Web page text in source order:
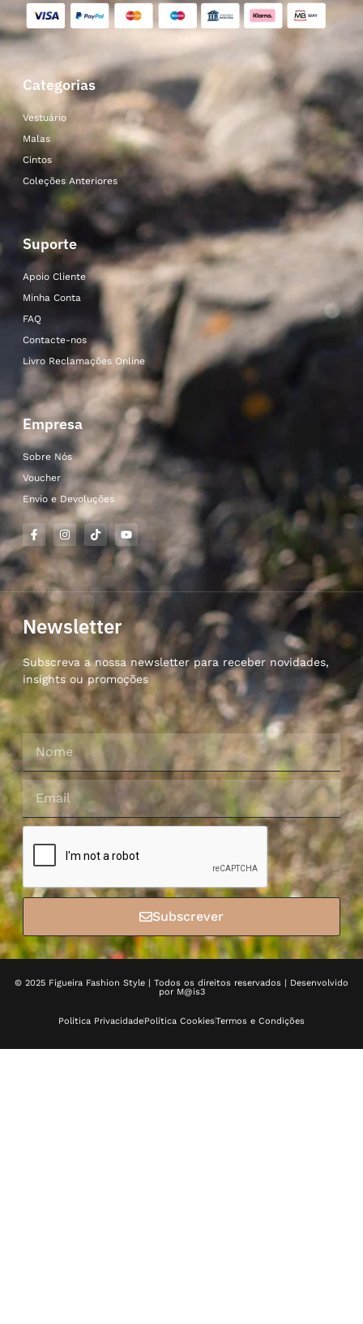
Categorias
Vestuário
Malas
Cintos
Coleções Anteriores
Suporte
Apoio Cliente
Minha Conta
FAQ
Contacte-nos
Livro Reclamações Online
Empresa
Sobre Nós
Voucher
Envio e Devoluções
Newsletter
Subscreva a nossa newsletter para receber novidades,
insights ou promoções
Subscrever
© 2025 Figueira Fashion Style | Todos os direitos reservados | Desenvolvido
por M@is3
Política PrivacidadePolítica CookiesTermos e Condições